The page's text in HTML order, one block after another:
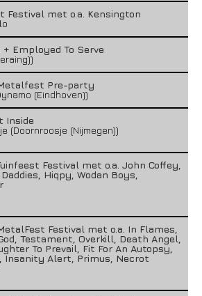
Festival met o.a. Kensington
+ Employed To Serve
Pre-party
(Eindhoven))
Inside
(Doornroosje (Nijmegen))
Festival met o.a. John Coffey,
Hiqpy, Wodan Boys,
Festival met o.a. In Flames,
Testament, Overkill, Death Angel,
To Prevail, Fit For An Autopsy,
Insanity Alert, Primus, Necrot